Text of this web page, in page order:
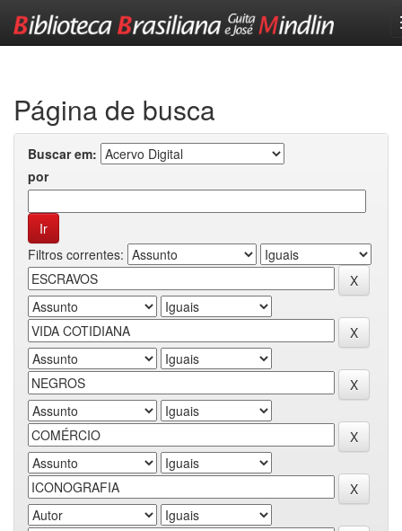
Página de busca
Buscar em:
por
Filtros correntes: